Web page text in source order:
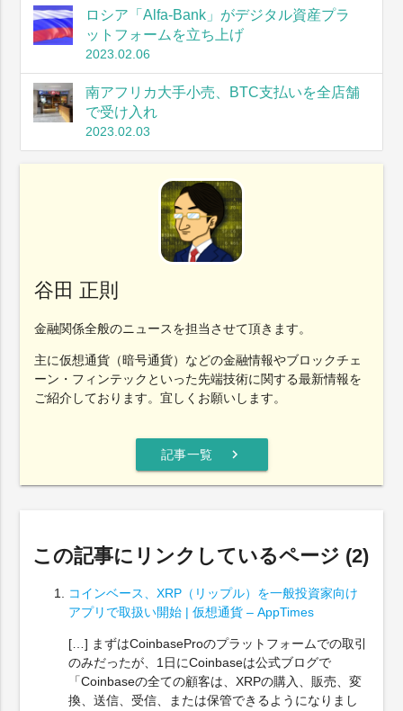
ロシア「Alfa-Bank」がデジタル資産プラ
ットフォームを立ち上げ
2023.02.06
南アフリカ大手小売、BTC支払いを全店舗
で受け入れ
2023.02.03
谷田 正則
金融関係全般のニュースを担当させて頂きます。
主に仮想通貨（暗号通貨）などの金融情報やブロックチェ
ーン・フィンテックといった先端技術に関する最新情報を
ご紹介しております。宜しくお願いします。
記事一覧 chevron_right
この記事にリンクしているページ (2)
コインベース、XRP（リップル）を一般投資家向け
アプリで取扱い開始 | 仮想通貨 – AppTimes
[…] まずはCoinbaseProのプラットフォームでの取引
のみだったが、1日にCoinbaseは公式ブログで
「Coinbaseの全ての顧客は、XRPの購入、販売、変
換、送信、受信、または保管できるようになりまし